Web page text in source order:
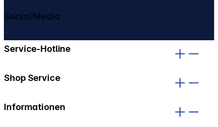
Service-Hotline
Shop Service
Informationen
Social Media